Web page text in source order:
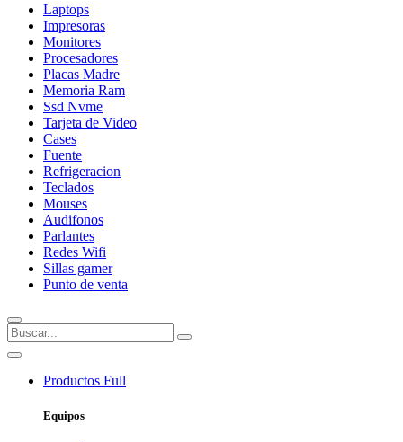
Laptops
Impresoras
Monitores
Procesadores
Placas Madre
Memoria Ram
Ssd Nvme
Tarjeta de Video
Cases
Fuente
Refrigeracion
Teclados
Mouses
Audifonos
Parlantes
Redes Wifi
Sillas gamer
Punto de venta
Productos Full
Equipos